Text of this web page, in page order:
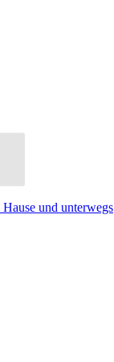
und unterwegs